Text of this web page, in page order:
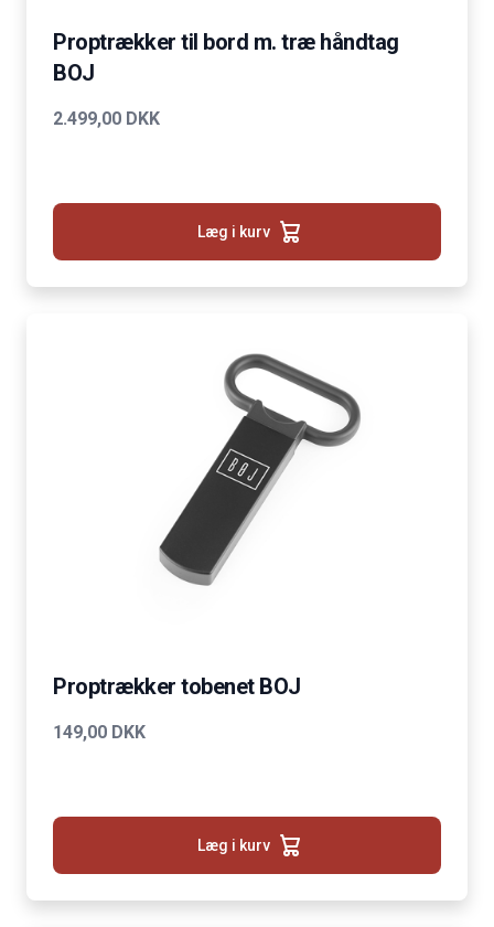
Proptrækker til bord m. træ håndtag
BOJ
2.499,00 DKK
Læg i kurv
Proptrækker tobenet BOJ
149,00 DKK
Læg i kurv